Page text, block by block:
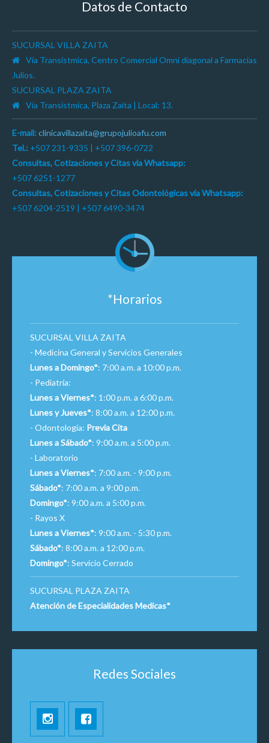
Datos de Contacto
SUCURSAL VILLA ZAITA
Vía Transístmica, Centro Comercial Omni diagonal a Farmacias
Julios.
SUCURSAL PLAZA ZAITA
Vía Transístmica, Plaza Zaita | Local: 13.
E-mail: clinicavillazaita@grupojulioafu.com
Tel.: +507 231-9335 | +507 396-0722
Consultas, Cotizaciones y Citas vía Whatsapp:
+507 6251-1277
Consultas, Cotizaciones y Citas Odontológicas vía Whatsapp:
+507 6204-2519 | +507 6490-3474
*Horarios
SUCURSAL VILLA ZAITA
- Medicina General y Servicios Generales
Lunes a Domingo*: 7:00 a.m. a 10:00 p.m.
- Pediatría:
Lunes a Viernes*: 1:00 p.m. a 6:00 p.m.
Lunes y Jueves*: 8:00 a.m. a 12:00 p.m.
- Odontología: Previa Cita
Lunes a Sábado*: 9:00 a.m. a 5:00 p.m.
- Laboratorio
Lunes a Viernes*: 7:00 a.m. - 9:00 p.m.
Sábado*: 7:00 a.m. a 9:00 p.m.
Domingo*: 9:00 a.m. a 5:00 p.m.
- Rayos X
Lunes a Viernes*: 9:00 a.m. - 5:30 p.m.
Sábado*: 8:00 a.m. a 12:00 p.m.
Domingo*: Servicio Cerrado
SUCURSAL PLAZA ZAITA
Atención de Especialidades Medicas*
Redes Sociales